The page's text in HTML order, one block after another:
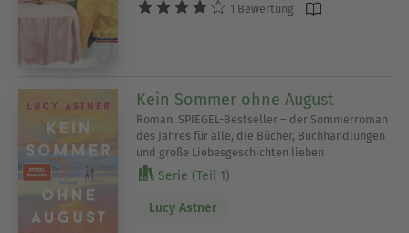
1 Bewertung
Kein Sommer ohne August
Roman. SPIEGEL-Bestseller – der Sommerroman
des Jahres für alle, die Bücher, Buchhandlungen
und große Liebesgeschichten lieben
Serie (Teil 1)
Lucy Astner